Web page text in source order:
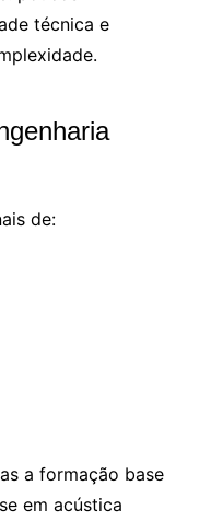
técnica e
de:
a formação base
em acústica